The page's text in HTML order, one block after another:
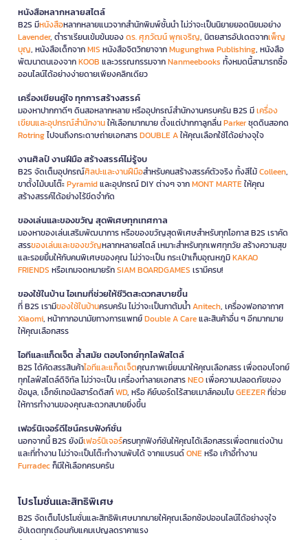
หนังสือหลากหลายสไตล์
B2S มีหนังสือหลากหลายแนวจากสำนักพิมพ์ชั้นนำ ไม่ว่าจะเป็นนิยายยอดนิยมอย่าง
Lavender, ตำราเรียนเข้มข้นของดร. ศุภวัฒน์ พุกเจริญ, นิตยสารอัปเดตจากเพ็ญ
บุญ, หนังสือเด็กจากMIS หนังสือจิตวิทยาจากMugunghwa Publishing, หนังสือ
พัฒนาตนเองจากKOOB และวรรณกรรมจากNanmeebooks ทั้งหมดนี้สามารถซื้อ
ออนไลน์ได้อย่างง่ายดายเพียงคลิกเดียว
เครื่องเขียนคู่ใจ ทุกการสร้างสรรค์
มองหาปากกาดีๆ ดินสอหลากหลาย หรืออุปกรณ์สำนักงานครบครัน B2S มีเครื่อง
เขียนและอุปกรณ์สำนักงานให้เลือกมากมาย ตั้งแต่ปากกาลูกลื่นParkerชุดดินสอกด
Rotringไปจนถึงกระดาษถ่ายเอกสารDOUBLE Aให้คุณเลือกใช้ได้อย่างจุใจ
งานศิลป์ งานฝีมือ สร้างสรรค์ไม่รู้จบ
B2S จัดเต็มอุปกรณ์ศิลปะและงานฝีมือสำหรับคนสร้างสรรค์ตัวจริง ทั้งสีไม้Colleen,
ขาตั้งไม้บนโต๊ะPyramidและอุปกรณ์ DIY ต่างๆ จากMONT MARTEให้คุณ
สร้างสรรค์ได้อย่างไร้ขีดจำกัด
ของเล่นและของขวัญ สุดพิเศษทุกเทศกาล
มองหาของเล่นเสริมพัฒนาการ หรือของขวัญสุดพิเศษสำหรับทุกโอกาส B2S เราคัด
สรรของเล่นและของขวัญหลากหลายสไตล์ เหมาะสำหรับทุกเพศทุกวัย สร้างความสุข
และรอยยิ้มให้กับคนพิเศษของคุณ ไม่ว่าจะเป็น กระเป๋าเก็บอุณหภูมิKAKAO
FRIENDS หรือเกมจดหมายรักSIAM BOARDGAMES เรามีครบ!
ของใช้ในบ้าน ไอเทมที่ช่วยให้ชีวิตสะดวกสบายขึ้น
ที่ B2S เรามีของใช้ในบ้านครบครัน ไม่ว่าจะเป็นกาต้มน้ำAnitech, เครื่องฟอกอากาศ
Xiaomi, หน้ากากอนามัยทางการแพทย์Double A Careและสินค้าอื่น ๆ อีกมากมาย
ให้คุณเลือกสรร
ไอทีและแก็ดเจ็ต ล้ำสมัย ตอบโจทย์ทุกไลฟ์สไตล์
B2S ได้คัดสรรสินค้าไอทีและแก็ดเจ็ตคุณภาพเยี่ยมมาให้คุณเลือกสรร เพื่อตอบโจทย์
ทุกไลฟ์สไตล์ดิจิทัล ไม่ว่าจะเป็น เครื่องทำลายเอกสารNEOเพื่อความปลอดภัยของ
ข้อมูล, เอ็กซ์เทอนัลฮาร์ดดิสก์WD, หรือ คีย์บอร์ดไร้สายเมาส์คอมโบGEEZERที่ช่วย
ให้การทำงานของคุณสะดวกสบายยิ่งขึ้น
เฟอร์นิเจอร์ดีไซน์ครบฟังก์ชั่น
นอกจากนี้ B2S ยังมีเฟอร์นิเจอร์ครบทุกฟังก์ชันให้คุณได้เลือกสรรเพื่อตกแต่งบ้าน
และที่ทำงาน ไม่ว่าจะเป็นโต๊ะทำงานพับได้ จากแบรนด์ONEหรือ เก้าอี้ทำงาน
Furradecก็มีให้เลือกครบครัน
โปรโมชั่นและสิทธิพิเศษ
B2S จัดเต็มโปรโมชั่นและสิทธิพิเศษมากมายให้คุณเลือกช้อปออนไลน์ได้อย่างจุใจ
อัปเดตทุกเดือนกับแคมเปญลดราคาแรง